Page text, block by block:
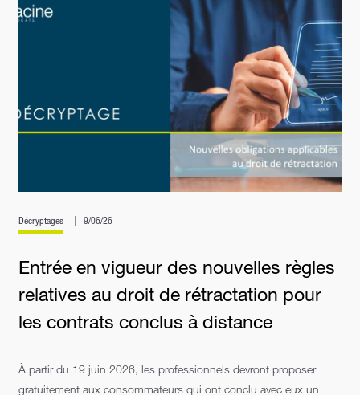
Décryptages 9/06/26
Entrée en vigueur des nouvelles règles
relatives au droit de rétractation pour
les contrats conclus à distance
À partir du 19 juin 2026, les professionnels devront proposer
gratuitement aux consommateurs qui ont conclu avec eux un